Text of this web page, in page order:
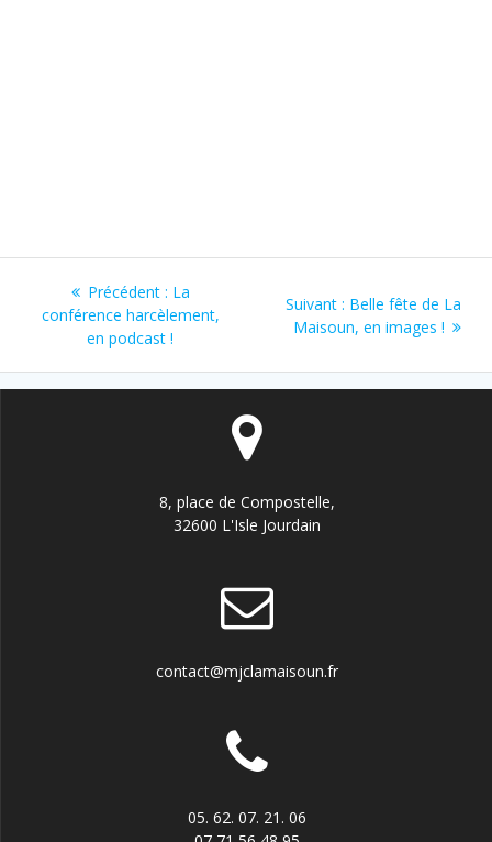
Navigation
de
l’article
Précédent : Article
précédent
:
La
conférence harcèlement,
en podcast !
Suivant : Article
suivant
Belle fête de La
Maisoun, en images !
8, place de Compostelle,
32600 L'Isle Jourdain
contact@mjclamaisoun.fr
05. 62. 07. 21. 06